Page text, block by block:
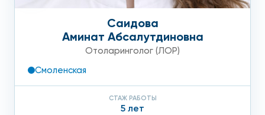
Саидова
Аминат Абсалутдиновна
Отоларинголог (ЛОР)
Смоленская
СТАЖ РАБОТЫ
5 лет